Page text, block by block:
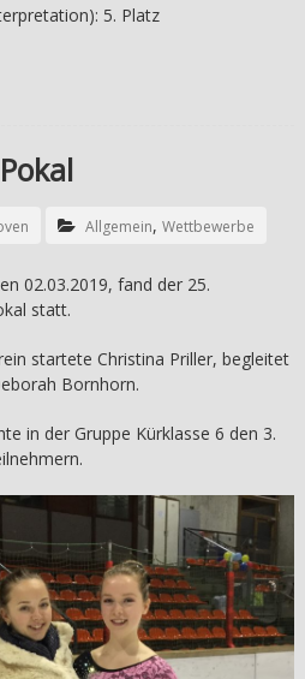
5. Platz
Allgemein, Wettbewerbe
02.03.2019, fand der 25.
statt.
startete Christina Priller, begleitet
Bornhorn.
in der Gruppe Kürklasse 6 den 3.